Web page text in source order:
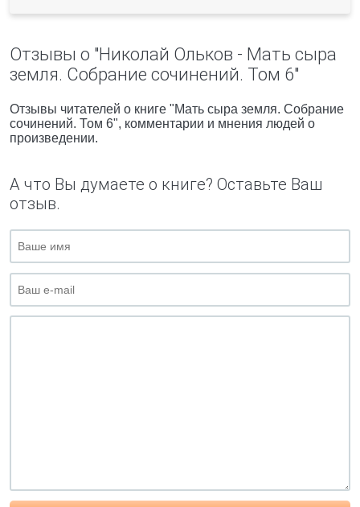
Отзывы о "Николай Ольков - Мать сыра
земля. Собрание сочинений. Том 6"
Отзывы читателей о книге "Мать сыра земля. Собрание
сочинений. Том 6", комментарии и мнения людей о
произведении.
А что Вы думаете о книге? Оставьте Ваш
отзыв.